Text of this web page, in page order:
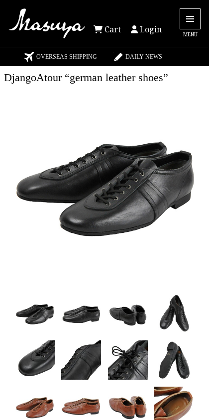
Cart Login MENU
OVERSEAS SHIPPING DAILY NEWS
DjangoAtour “german leather shoes”